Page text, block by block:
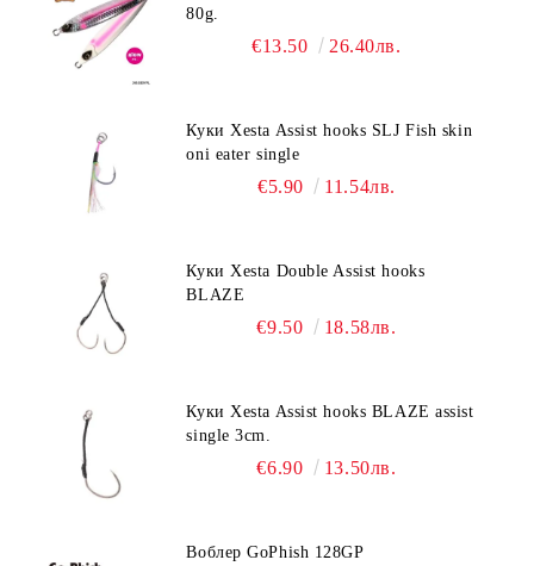
80g.
€13.50 26.40лв.
Куки Xesta Assist hooks SLJ Fish skin
oni eater single
€5.90 11.54лв.
Куки Xesta Double Assist hooks
BLAZE
€9.50 18.58лв.
Куки Xesta Assist hooks BLAZE assist
single 3cm.
€6.90 13.50лв.
Воблер GoPhish 128GP